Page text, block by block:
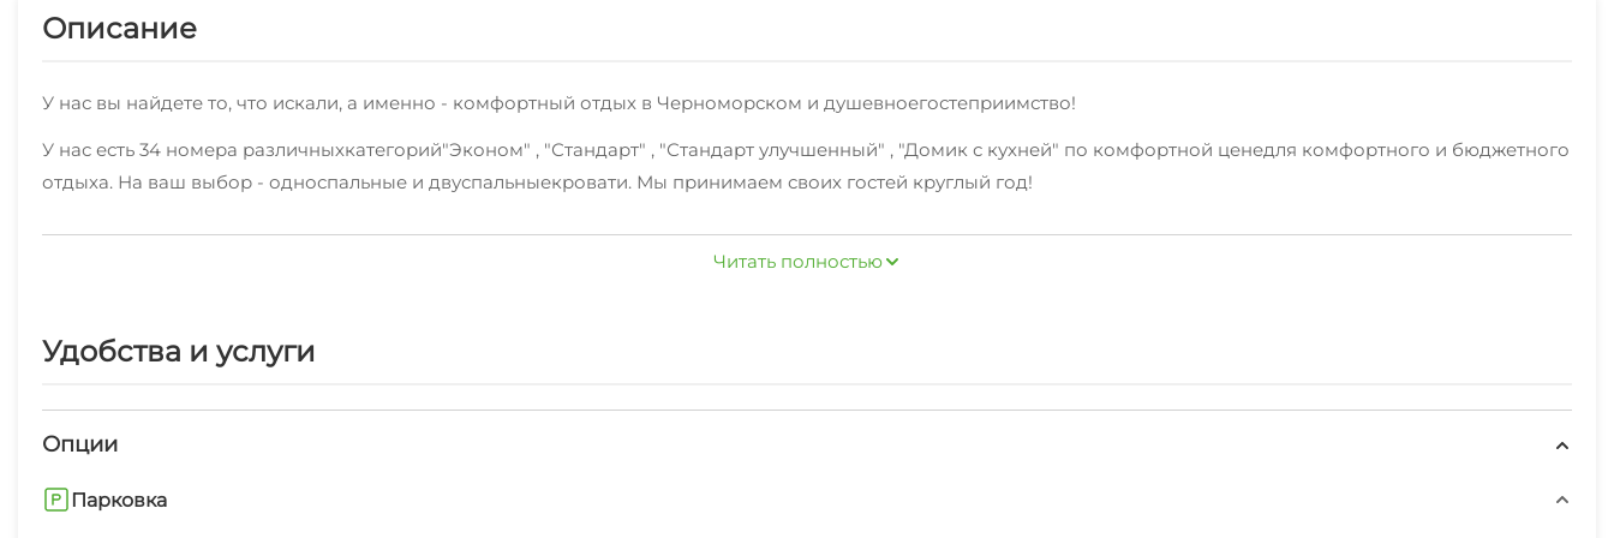
Описание
У нас вы найдете то, что искали, а именно - комфортный отдых в Черноморском и душевноегостеприимство!
У нас есть 34 номера различныхкатегорий"Эконом" , "Стандарт" , "Стандарт улучшенный" , "Домик с кухней" по комфортной ценедля комфортного и бюджетного
отдыха. На ваш выбор - односпальные и двуспальныекровати. Мы принимаем своих гостей круглый год!
На территории работает хороший интернет.
В нескольких минутах находятся пляж песчаный, набережная, центр.Согласно отзывам отдыхающих, им очень нравится наше расположение в Черноморском!
Читать полностью
Удобства и услуги
Опции
Парковка